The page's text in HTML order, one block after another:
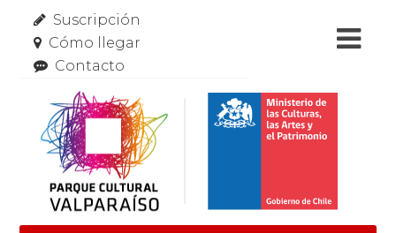
Suscripción
Cómo llegar
Contacto